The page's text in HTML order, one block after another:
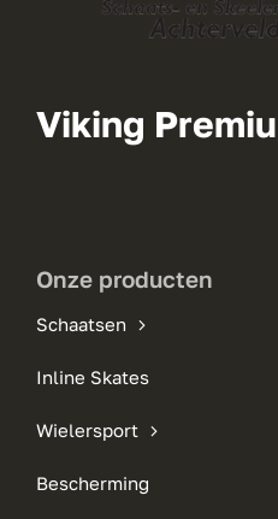
Viking
Onze producten
Schaatsen
Inline Skates
Wielersport
Bescherming